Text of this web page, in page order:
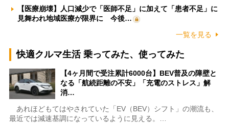
【医療崩壊】人口減少で「医師不足」に加えて「患者不足」に
見舞われ地域医療が限界に 今後…
一覧を見る
快適クルマ生活 乗ってみた、使ってみた
【4ヶ月間で受注累計6000台】BEV普及の障壁と
なる「航続距離の不安」「充電のストレス」解
消…
あれほどもてはやされていた「EV（BEV）シフト」の潮流も、
最近では減速基調になっているように見える。…